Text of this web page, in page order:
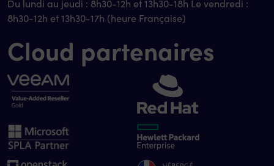
Du lundi au jeudi : 8h30-12h et 13h30-18h Le vendredi :
8h30-12h et 13h30-17h (heure Française)
Cloud partenaires